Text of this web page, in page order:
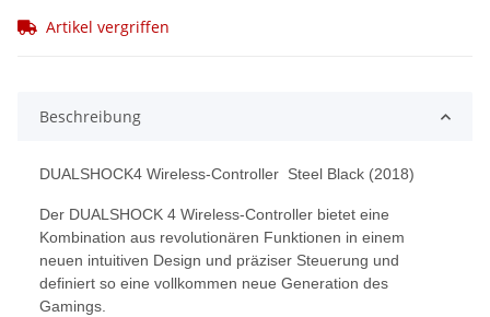
Artikel vergriffen
Beschreibung
DUALSHOCK4 Wireless-Controller Steel Black (2018)
Der DUALSHOCK 4 Wireless-Controller bietet eine
Kombination aus revolutionären Funktionen in einem
neuen intuitiven Design und präziser Steuerung und
definiert so eine vollkommen neue Generation des
Gamings.